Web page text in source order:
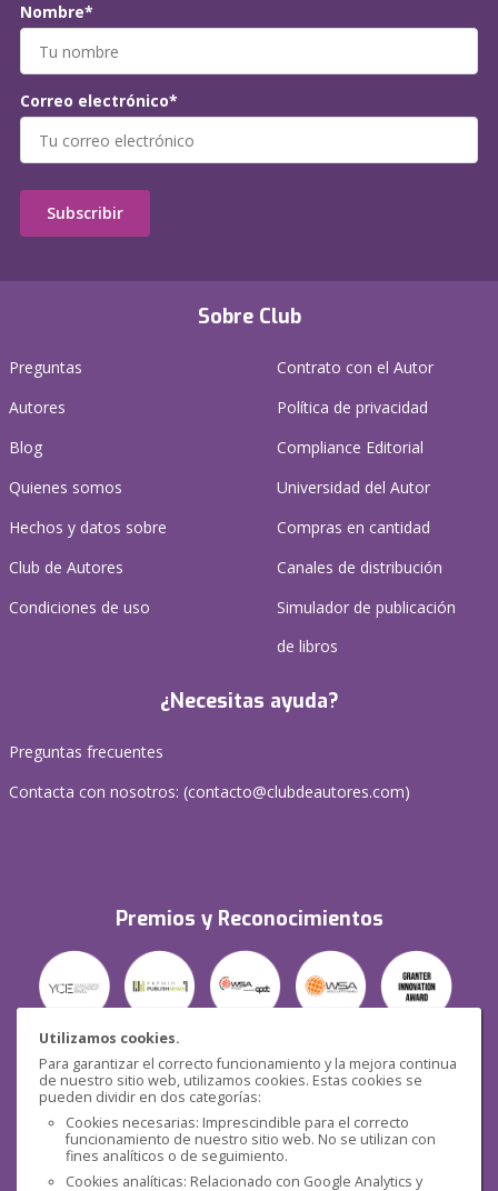
Utilizamos cookies.
Para garantizar el correcto funcionamiento y la mejora continua
de nuestro sitio web, utilizamos cookies. Estas cookies se
pueden dividir en dos categorías:
Cookies necesarias: Imprescindible para el correcto
funcionamiento de nuestro sitio web. No se utilizan con
fines analíticos o de seguimiento.
Cookies analíticas: Relacionado con Google Analytics y
Sobre Club
Preguntas
Autores
Blog
Quienes somos
Hechos y datos sobre
Club de Autores
Condiciones de uso
Contrato con el Autor
Política de privacidad
Compliance Editorial
Universidad del Autor
Compras en cantidad
Canales de distribución
Simulador de publicación
de libros
¿Necesitas ayuda?
Preguntas frecuentes
Contacta con nosotros: (contacto@clubdeautores.com)
Premios y Reconocimientos
Seguridad
Nombre*
Correo electrónico*
Subscribir